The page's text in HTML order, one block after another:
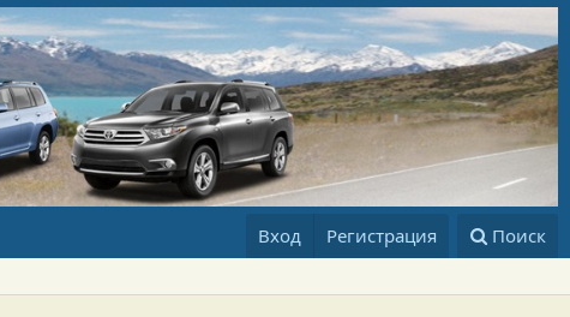
Вход Регистрация Поиск